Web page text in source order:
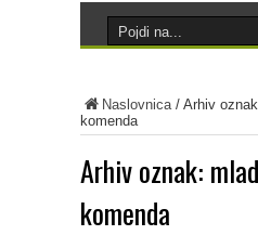
Naslovnica/ Arhiv
komenda
Arhiv oznak:
komenda